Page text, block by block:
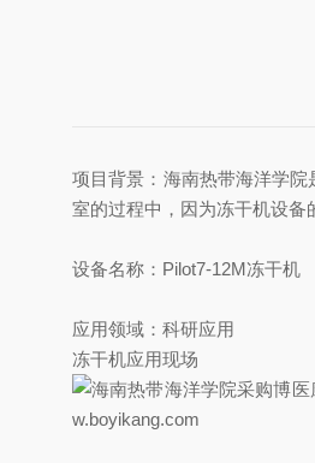
项目背景：海南热带海洋学
室的过程中，因为冻干机设备
设备名称：Pilot7-12M冻干机
应用领域：科研应用
冻干机应用现场